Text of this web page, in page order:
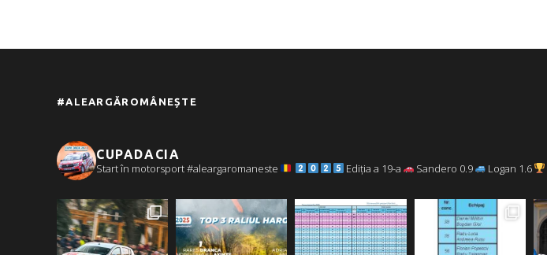
#ALEARGĂROMÂNEȘTE
CUPADACIA
Start în motorsport #aleargaromaneste
Ediția a 19-a Sandero 0.9 Logan 1.6